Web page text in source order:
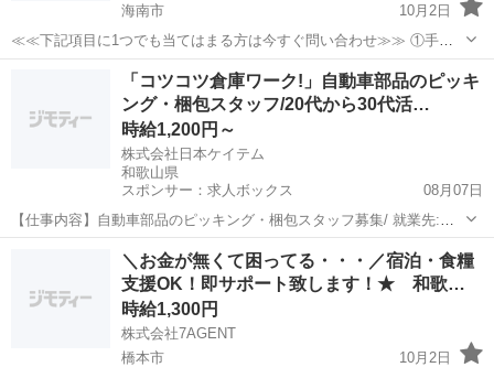
海南市
10月2日
≪≪下記項目に1つでも当てはまる方は今すぐ問い合わせ≫≫ ①手持
ちのお金がほとんど無い ②今日泊まる寝床が無い ③携帯が止まって
る、止まりそう ④今スグ働きたい ⑤いっぱい稼ぎたい 弊社のプロの
コーディネータ...
生活支援
「コツコツ倉庫ワーク!」自動車部品のピッキ
ング・梱包スタッフ/20代から30代活…
時給1,200円～
株式会社日本ケイテム
和歌山県
スポンサー：求人ボックス
08月07日
【仕事内容】自動車部品のピッキング・梱包スタッフ募集/ 就業先:社
員食堂あり(給与天引きOK)・自動販売機あり・休憩室あり 自動車部品
を扱う工場の物流工程で、入出庫に関わる作業を担当します。荷卸
し・荷積みからピッキング、包装や梱包...
アルバイト・パート
＼お金が無くて困ってる・・・／宿泊・食糧
支援OK！即サポート致します！★ 和歌…
時給1,300円
株式会社7AGENT
橋本市
10月2日